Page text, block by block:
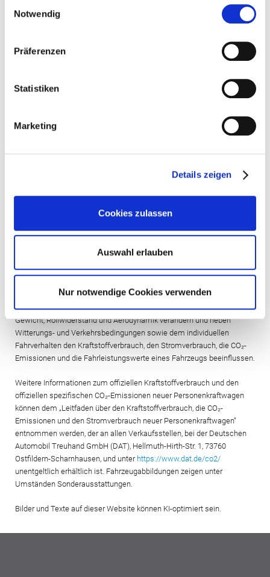
Notwendig
Präferenzen
Statistiken
Marketing
Details zeigen
Cookies zulassen
Auswahl erlauben
Nur notwendige Cookies verwenden
Stromverbrauch und elektrischer Reichweite wurden nach dem
vorgeschriebenen Messverfahren ermittelt und entsprechen der VO
Verbrauchs- und Emissionswerte beziehen sich nicht auf ein einzelnes
Fahrzeug und sind nicht Bestandteil des Angebots, sondern dienen
Fahrzeugtypen. Zusatzausstattungen und Zubehör (Anbauteile,
Reifenformat usw.) können relevante Fahrzeugparameter, wie z. B.
Gewicht, Rollwiderstand und Aerodynamik verändern und neben
Witterungs- und Verkehrsbedingungen sowie dem individuellen
Fahrverhalten den Kraftstoffverbrauch, den Stromverbrauch, die CO₂-
Emissionen und die Fahrleistungswerte eines Fahrzeugs beeinflussen.
Weitere Informationen zum offiziellen Kraftstoffverbrauch und den
offiziellen spezifischen CO₂-Emissionen neuer Personenkraftwagen
können dem „Leitfaden über den Kraftstoffverbrauch, die CO₂-
Emissionen und den Stromverbrauch neuer Personenkraftwagen“
entnommen werden, der an allen Verkaufsstellen, bei der Deutschen
Automobil Treuhand GmbH (DAT), Hellmuth-Hirth-Str. 1, 73760
Ostfildern-Scharnhausen, und unter https://www.dat.de/co2/
unentgeltlich erhältlich ist. Fahrzeugabbildungen zeigen unter
Umständen Sonderausstattungen.
Bilder und Texte auf dieser Website können KI-optimiert sein.